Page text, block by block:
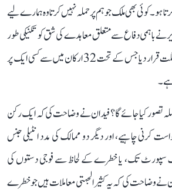
کوئی بھی ملک جو ہم پر حملہ نہیں کرتا وہ ہمارے لیے
باہمی دفاع سے متعلق معاہدے کی شق کو تکنیکی طور
پر نیٹو کے آرٹیکل 5 سے مماثلت قرار دیا جس کے تحت 32 ارکان میں سے کسی ایک پر
ہے۔
تصور کیا جائے گا؟ فیدان نے وضاحت کی کہ ایک رکن
کرنی چاہیے، اور دیگر دو ممالک کی مدد انٹیلی جنس
تک، یا خطرے کے لحاظ سے فوجی دستوں کی
نے وضاحت کی کہ یہ کثیر الجہتی معاملات ہیں جو خطرے